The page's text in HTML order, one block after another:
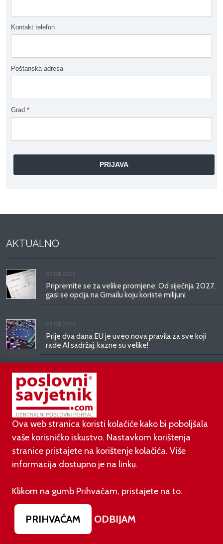
Kontakt telefon
Poštanska adresa
Grad *
AKTUALNO
07.08.2026.
Pripremite se za velike promjene: Od siječnja 2027.
gasi se opcija na Gmailu koju koriste milijuni
07.08.2026.
Prije dva dana EU je uveo nova pravila za sve koji
rade AI sadržaj: kazne su velike!
03.08.2026.
Otvoren jedan od najvećih family hotela na
srednjem Jadranu
01.08.2026.
Novi zakon o najmu bolje štiti najmoprimce, ali i
najmodavce
PODUZETNIŠTVO
01.08.2026.
adidas i Hrvatski nogometni savez objavili
Ova web stranica koristi kolačiće kako bi poboljšala
vaše korisničko iskustvo. Nastavkom korištenja
stranice pristajete na korištenje kolačića. Više
informacija dostupno je na linku.
Klikom na gumb Prihvaćam, pristajete na to.
PRIHVAĆAM ODBIJAM